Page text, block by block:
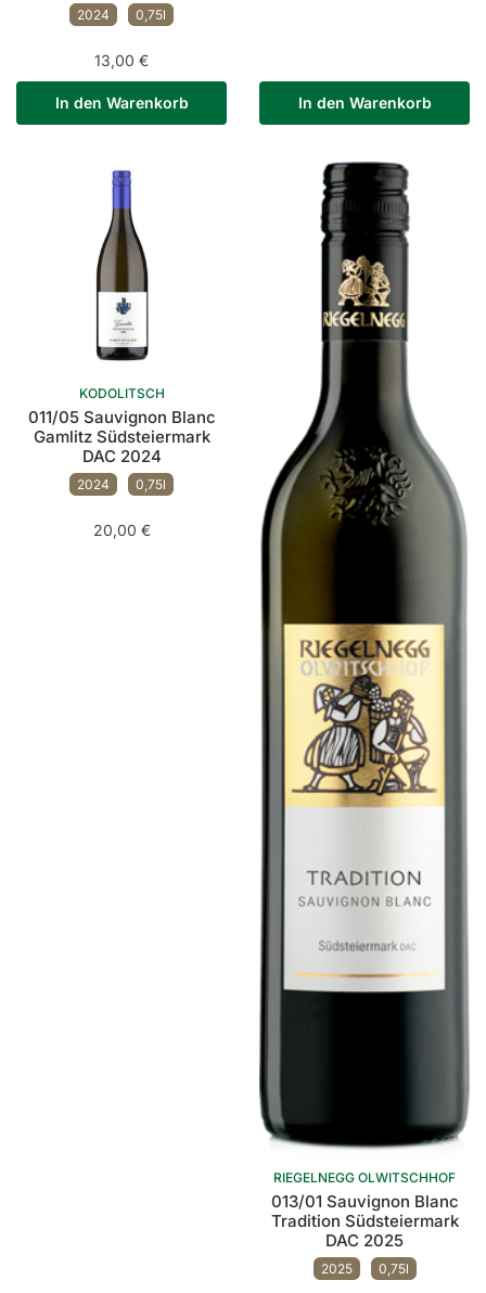
2024 0,75l
13,00 €
In den Warenkorb In den Warenkorb
KODOLITSCH
011/05 Sauvignon Blanc
Gamlitz Südsteiermark
DAC 2024
2024 0,75l
20,00 €
RIEGELNEGG OLWITSCHHOF
013/01 Sauvignon Blanc
Tradition Südsteiermark
DAC 2025
2025 0,75l